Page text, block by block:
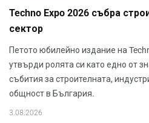
Techno Expo 2026 събра
сектор
Петото юбилейно издание на
утвърди ролята си като едно от
събития за строителната,
общност в България.
3.08.2026